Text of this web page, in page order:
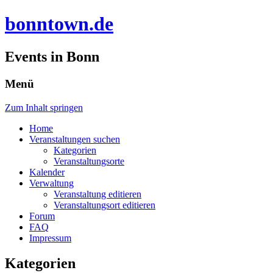
bonntown.de
Events in Bonn
Menü
Zum Inhalt springen
Home
Veranstaltungen suchen
Kategorien
Veranstaltungsorte
Kalender
Verwaltung
Veranstaltung editieren
Veranstaltungsort editieren
Forum
FAQ
Impressum
Kategorien